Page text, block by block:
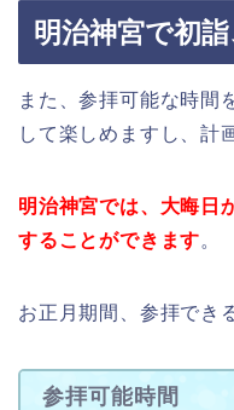
明治神宮で初
また、参拝可能な時間
して楽しめますし、計
明治神宮では、大晦日
することができます。
お正月期間、参拝でき
参拝可能時間